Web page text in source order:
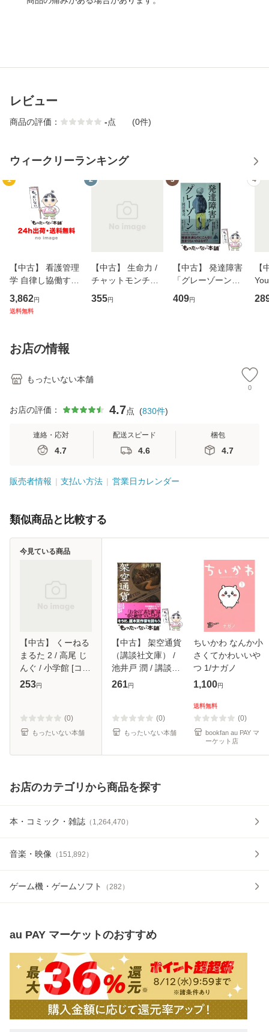
レビュー
商品の評価： -点 (0件)
ウィークリーランキング
1
【中古】 看護管理
学 自律し協働する
専門職の看護マネ
ジメントスキル 改
恵 藤本幸三 / 南江
堂 [単行
3,862円
送料無料
2
【中古】 生命力 /
チャットモンチー /
キューンレコード
[CD]【メール便送
355円
3
【中古】 発達障害
「グレーゾーン」
その正しい理解と
克服法 (SB新書 57
409円
4
【
のが
お店の情報
もったいない本舗
0
お店の評価： 4.7点 (830件)
連絡・応対
4.7
配送スピード
4.6
梱包
4.7
販売者情報 支払い方法 営業日カレンダー
類似商品と比較する
【中古】 くーねる
まるた 2 / 高尾 じ
んぐ / 小学館 [コミ
ック]【メール便送
253円
(0)
もったいない本舗
今見ている商品
【中古】 架空通貨
（講談社文庫） /
池井戸 潤 / 講談社
[文庫]【メール便送
261円
(0)
もったいない本舗
ちいかわ なんか小
さくてかわいいや
つ 1/ナガノ
1,100円
送料無料
(0)
bookfan au PAY マ
ーケット店
お店のカテゴリから商品を探す
本・コミック・雑誌 （ 1,264,470）
音楽・映像 （ 151,892 ）
ゲーム機・ゲームソフト （282 ）
au PAY マーケットのおすすめ